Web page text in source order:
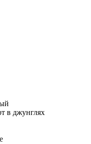
в джунглях